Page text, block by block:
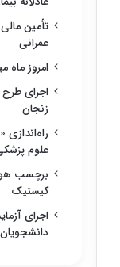
تأمین
عمرانی
امروز ماه
اجرای طرح
زنجان
علوم
برچسب
کیستیک
اجرای
دانشجویان